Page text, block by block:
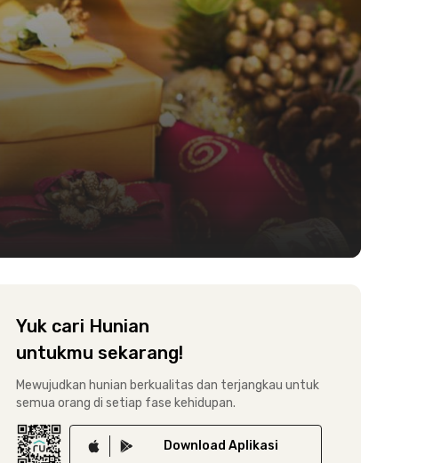
Yuk cari Hunian
untukmu sekarang!
Mewujudkan hunian berkualitas dan terjangkau untuk
semua orang di setiap fase kehidupan.
Download Aplikasi